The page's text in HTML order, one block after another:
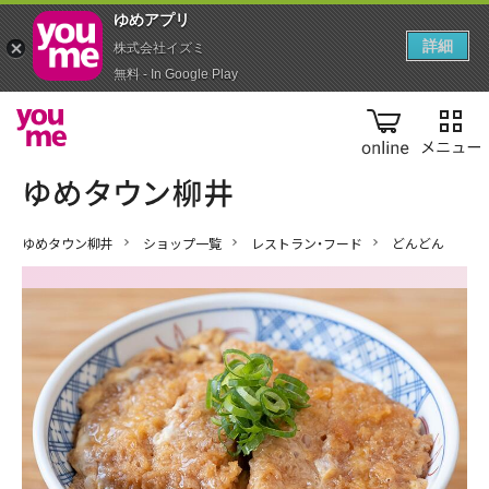
online
ゆめタウン柳井 ショップ一覧 レストラン・フード どんどん
ゆめアプ‪リ‬
株式会社イズミ
無料 - In Google Play
詳細